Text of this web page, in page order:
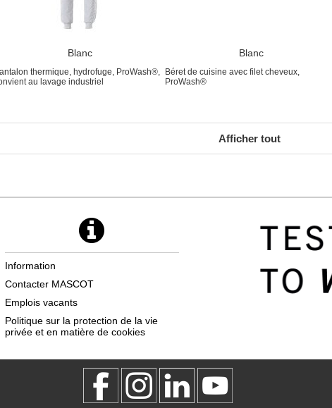
Blanc
thermique, hydrofuge, ProWash®,
au lavage industriel
Blanc
Béret de cuisine avec filet cheveux,
ProWash®
Afficher tout
Information
Contacter MASCOT
Emplois vacants
Politique sur la protection de la vie
privée et en matière de cookies